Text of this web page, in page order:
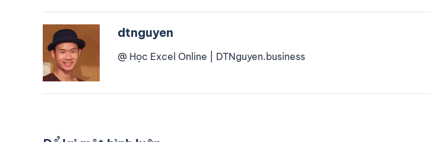
dtnguyen
@ Học Excel Online | DTNguyen.business